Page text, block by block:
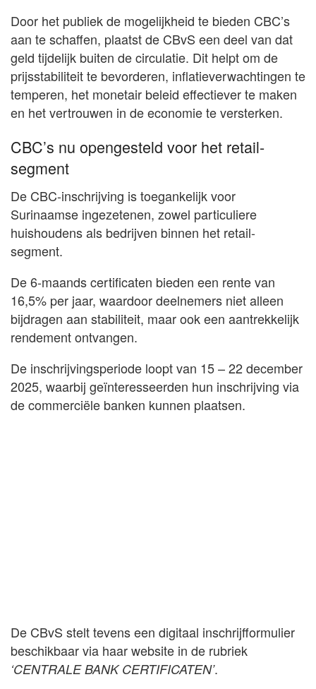
Door het publiek de mogelijkheid te bieden CBC’s
aan te schaffen, plaatst de CBvS een deel van dat
geld tijdelijk buiten de circulatie. Dit helpt om de
prijsstabiliteit te bevorderen, inflatieverwachtingen te
temperen, het monetair beleid effectiever te maken
en het vertrouwen in de economie te versterken.
CBC’s nu opengesteld voor het retail-
segment
De CBC-inschrijving is toegankelijk voor
Surinaamse ingezetenen, zowel particuliere
huishoudens als bedrijven binnen het retail-
segment.
De 6-maands certificaten bieden een rente van
16,5% per jaar, waardoor deelnemers niet alleen
bijdragen aan stabiliteit, maar ook een aantrekkelijk
rendement ontvangen.
De inschrijvingsperiode loopt van 15 – 22 december
2025, waarbij geïnteresseerden hun inschrijving via
de commerciële banken kunnen plaatsen.
De CBvS stelt tevens een digitaal inschrijfformulier
beschikbaar via haar website in de rubriek
‘CENTRALE BANK CERTIFICATEN’.